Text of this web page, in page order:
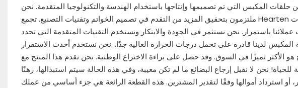
المكبس التي تم تصميمها وإنتاجها باستخدام الهندسة والتكنولوجيا المتقدمة. نحن
ملتزمون بتحقيق المزيد من التقدم في تصميم الخواتم وتقنيات التصنيع. تجمع Hearten بين التميز في التصنيع والخدمة التي لا مثيل لها لتلبية متطلبات
عملائنا باستمرار. نحن نستثمر في الجودة والابتكار ونستخدم التقنيات المتقدمة التي تحدد
المكبس لدينا قادرة على تحمل درجات الحرارة العالية جدًا. .نحن نستخدم أحدث الاستقرار
هو الأكثر تميزًا في السوق. وقد حصل على براءة الاختراع الوطنية. نحن نقدم هذا المنتج مع
نحن لا نقبل إرجاع البضائع ما لم تكن معيبة، وفي هذه الحالة سيتم استبدالها، رهنًا
أو استرداد أموالها وفقًا لتقدير المشترين. هذه القطعة الرائعة هي جزء أساسي من عملك.